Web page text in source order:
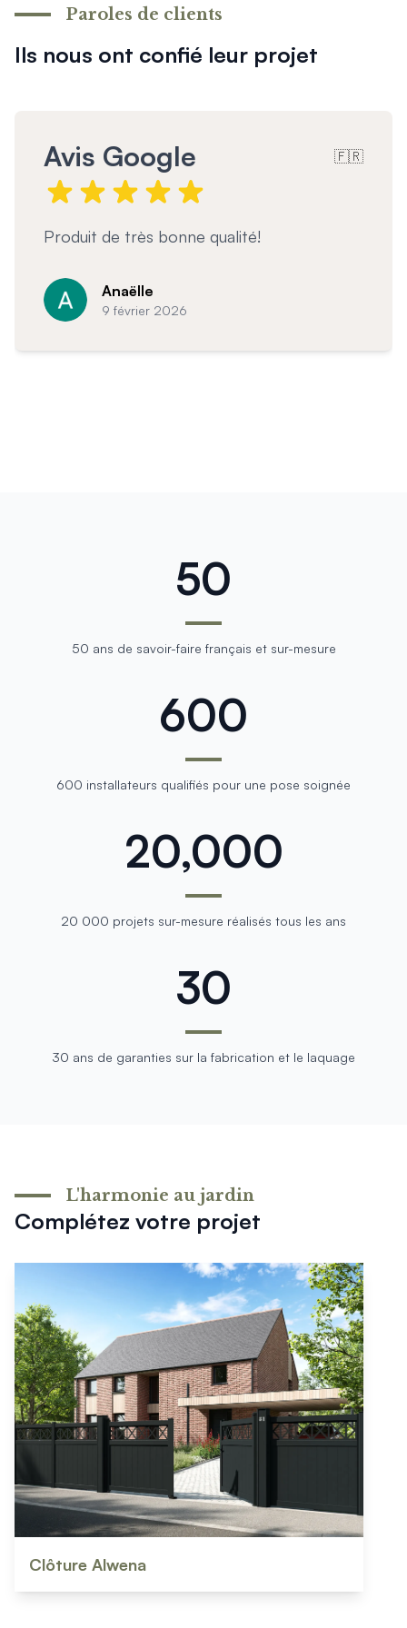
votre portail.
Ils nous ont confié leur projet
Paroles de clients
Avis Google 🇫🇷
Garde corps magnifique et très bien posé
C
7 février 2026
50
50 ans de savoir-faire français et sur-mesure
600
600 installateurs qualifiés pour une pose soignée
20,000
20 000 projets sur-mesure réalisés tous les ans
30
30 ans de garanties sur la fabrication et le laquage
Complétez votre projet
L'harmonie au jardin
Clôture Alwena